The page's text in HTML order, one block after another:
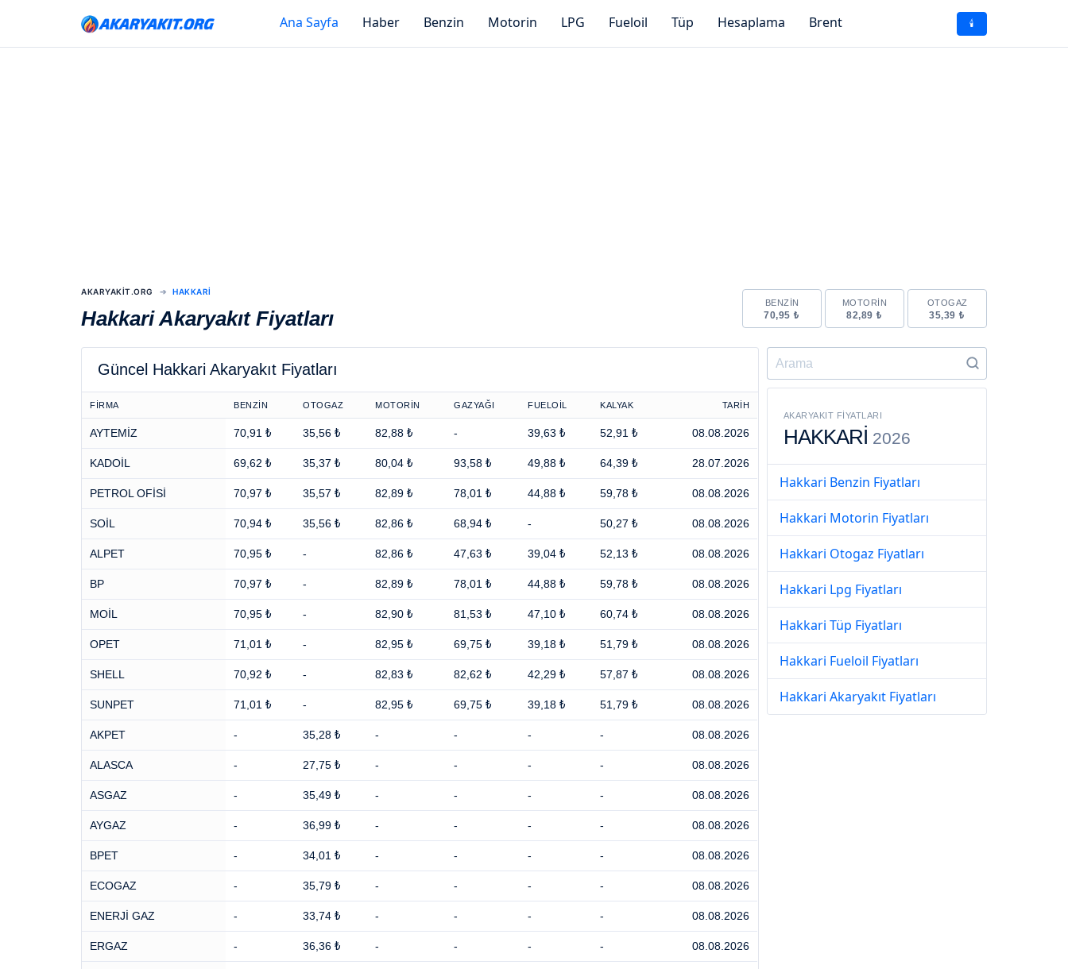
Ana Sayfa Haber Benzin Motorin LPG Fueloil Tüp Hesaplama Brent 🕯️
AKARYAKIT.ORG HAKKARI
Hakkari Akaryakıt Fiyatları
BENZIN
70,95 ₺
MOTORIN
82,89 ₺
OTOGAZ
35,39 ₺
Güncel Hakkari Akaryakıt Fiyatları
FİRMA BENZİN OTOGAZ MOTORİN GAZYAĞI FUELOİL KALYAK TARİH
AYTEMİZ 70,91 ₺ 35,56 ₺ 82,88 ₺ - 39,63 ₺ 52,91 ₺ 08.08.2026
KADOİL 69,62 ₺ 35,37 ₺ 80,04 ₺ 93,58 ₺ 49,88 ₺ 64,39 ₺ 28.07.2026
PETROL OFİSİ 70,97 ₺ 35,57 ₺ 82,89 ₺ 78,01 ₺ 44,88 ₺ 59,78 ₺ 08.08.2026
SOİL 70,94 ₺ 35,56 ₺ 82,86 ₺ 68,94 ₺ - 50,27 ₺ 08.08.2026
ALPET 70,95 ₺ - 82,86 ₺ 47,63 ₺ 39,04 ₺ 52,13 ₺ 08.08.2026
BP 70,97 ₺ - 82,89 ₺ 78,01 ₺ 44,88 ₺ 59,78 ₺ 08.08.2026
MOİL 70,95 ₺ - 82,90 ₺ 81,53 ₺ 47,10 ₺ 60,74 ₺ 08.08.2026
OPET 71,01 ₺ - 82,95 ₺ 69,75 ₺ 39,18 ₺ 51,79 ₺ 08.08.2026
SHELL 70,92 ₺ - 82,83 ₺ 82,62 ₺ 42,29 ₺ 57,87 ₺ 08.08.2026
SUNPET 71,01 ₺ - 82,95 ₺ 69,75 ₺ 39,18 ₺ 51,79 ₺ 08.08.2026
AKPET - 35,28 ₺ - - - - 08.08.2026
ALASCA - 27,75 ₺ - - - - 08.08.2026
ASGAZ - 35,49 ₺ - - - - 08.08.2026
AYGAZ - 36,99 ₺ - - - - 08.08.2026
BPET - 34,01 ₺ - - - - 08.08.2026
ECOGAZ - 35,79 ₺ - - - - 08.08.2026
ENERJİ GAZ - 33,74 ₺ - - - - 08.08.2026
ERGAZ - 36,36 ₺ - - - - 08.08.2026
AKARYAKIT FIYATLARI
HAKKARİ 2026
Hakkari Benzin Fiyatları
Hakkari Motorin Fiyatları
Hakkari Otogaz Fiyatları
Hakkari Lpg Fiyatları
Hakkari Tüp Fiyatları
Hakkari Fueloil Fiyatları
Hakkari Akaryakıt Fiyatları